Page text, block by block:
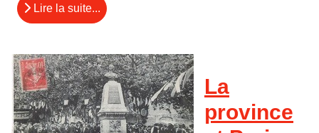
Lire la suite...
La
province